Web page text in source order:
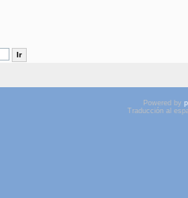
Powered by
Traducción al